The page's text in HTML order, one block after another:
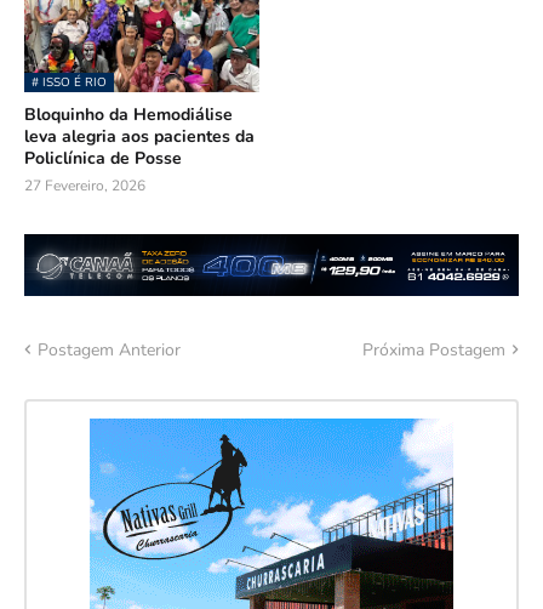
# ISSO É RIO
Bloquinho da Hemodiálise
leva alegria aos pacientes da
Policlínica de Posse
27 Fevereiro, 2026
Postagem Anterior Próxima Postagem